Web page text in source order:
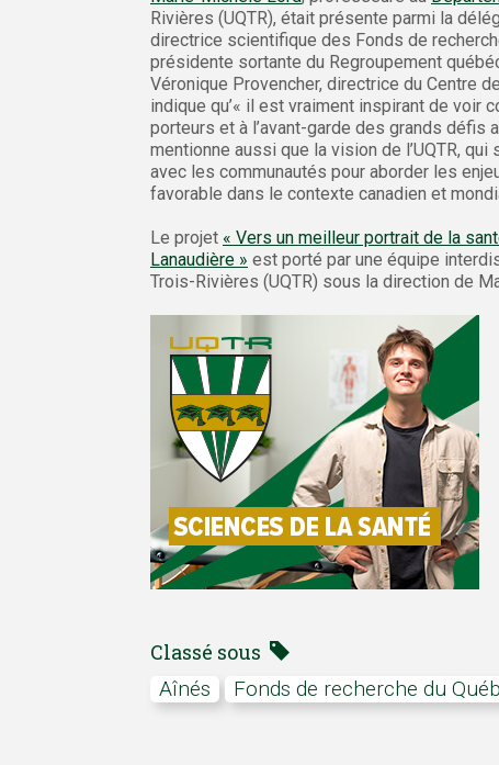
Rivières (UQTR), était présente parmi la
directrice scientifique des Fonds de
présidente sortante du Regroupement
Véronique Provencher, directrice du Centre
indique qu’« il est vraiment inspirant de voir
porteurs et à l’avant-garde des grands
mentionne aussi que la vision de l’UQTR,
avec les communautés pour aborder les
favorable dans le contexte canadien et
Le projet « Vers un meilleur portrait de la
Lanaudière » est porté par une équipe
Trois-Rivières (UQTR) sous la direction de
Classé sous
aînés Fonds de recherche du